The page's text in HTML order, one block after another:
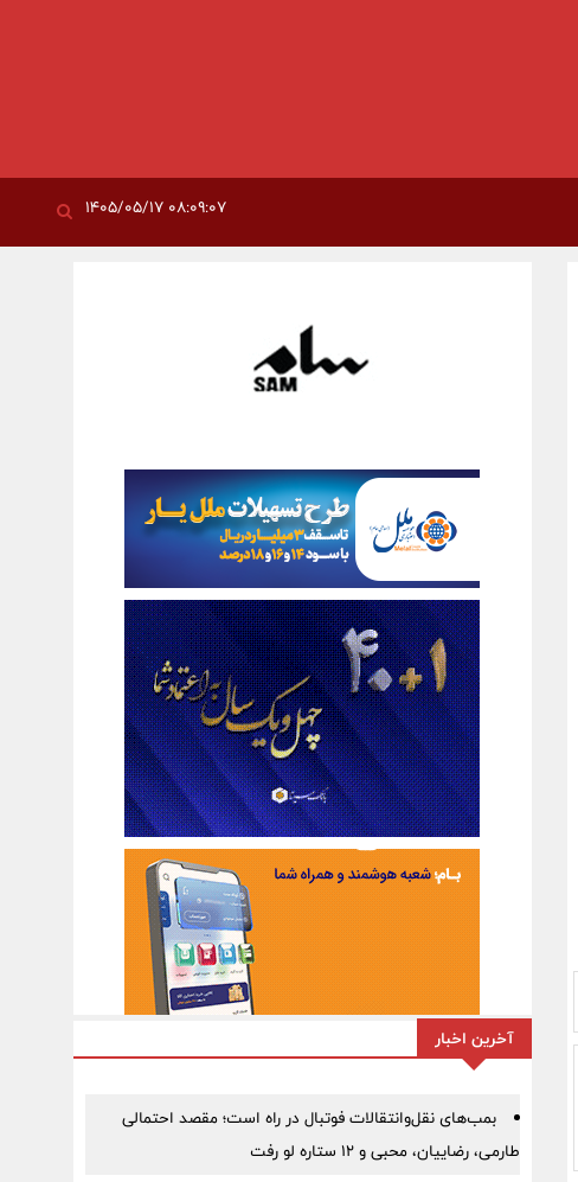
آخرین اخبار
بمب‌های نقل‌وانتقالات فوتبال در راه است؛ مقصد احتمالی
طارمی، رضاییان، محبی و ۱۲ ستاره لو رفت